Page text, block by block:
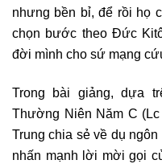
nhưng bền bỉ, để rồi họ
chọn bước theo Đức
đời mình cho sứ mạng
Trong bài giảng, dựa
Thường Niên Năm C
Trung chia sẻ về dụ
nhấn mạnh lời mời gọi